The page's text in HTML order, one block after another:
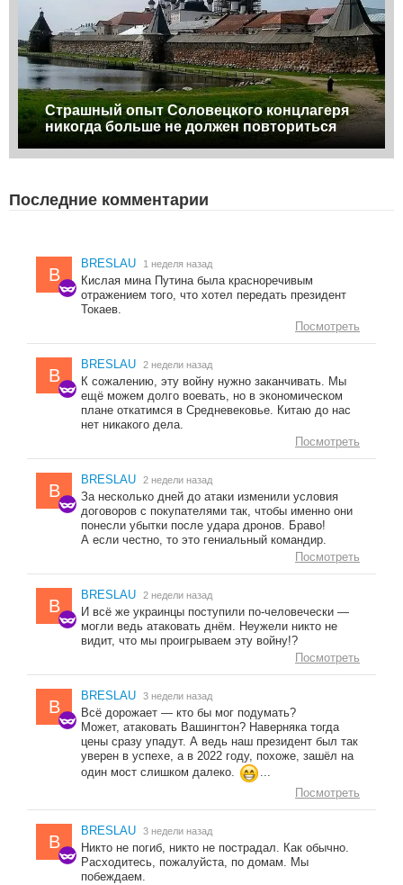
Страшный опыт Соловецкого концлагеря
никогда больше не должен повториться
Последние комментарии
B
BRESLAU 1 неделя назад
Кислая мина Путина была красноречивым
отражением того, что хотел передать президент
Токаев.
Посмотреть
B
BRESLAU 2 недели назад
К сожалению, эту войну нужно заканчивать. Мы
ещё можем долго воевать, но в экономическом
плане откатимся в Средневековье. Китаю до нас
нет никакого дела.
Посмотреть
B
BRESLAU 2 недели назад
За несколько дней до атаки изменили условия
договоров с покупателями так, чтобы именно они
понесли убытки после удара дронов. Браво!
А если честно, то это гениальный командир.
Посмотреть
B
BRESLAU 2 недели назад
И всё же украинцы поступили по-человечески —
могли ведь атаковать днём. Неужели никто не
видит, что мы проигрываем эту войну!?
Посмотреть
B
BRESLAU 3 недели назад
Всё дорожает — кто бы мог подумать?
Может, атаковать Вашингтон? Наверняка тогда
цены сразу упадут. А ведь наш президент был так
уверен в успехе, а в 2022 году, похоже, зашёл на
один мост слишком далеко.
...
Посмотреть
B
BRESLAU 3 недели назад
Никто не погиб, никто не пострадал. Как обычно.
Расходитесь, пожалуйста, по домам. Мы
побеждаем.